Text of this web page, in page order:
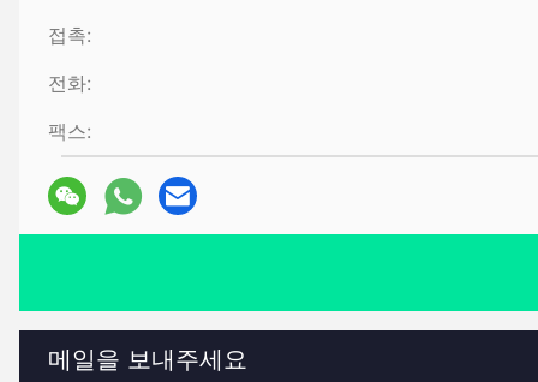
접촉:
전화:
팩스:
메일을 보내주세요